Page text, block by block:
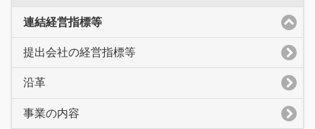
連結経営指標等
提出会社の経営指標等
沿革
事業の内容